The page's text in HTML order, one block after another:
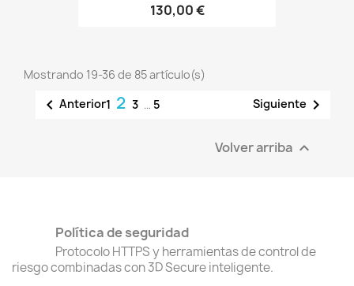
130,00 €
Mostrando 19-36 de 85 artículo(s)
 Anterior1 2 3 … 5 Siguiente 
Volver arriba 
Política de seguridad
Protocolo HTTPS y herramientas de control de
riesgo combinadas con 3D Secure inteligente.